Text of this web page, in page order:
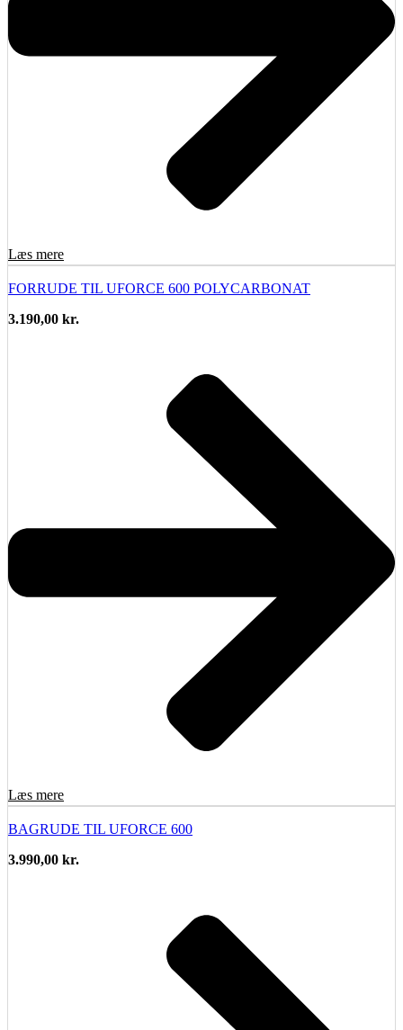
Læs mere
FORRUDE TIL UFORCE 600 POLYCARBONAT
3.190,00 kr.
Læs mere
BAGRUDE TIL UFORCE 600
3.990,00 kr.